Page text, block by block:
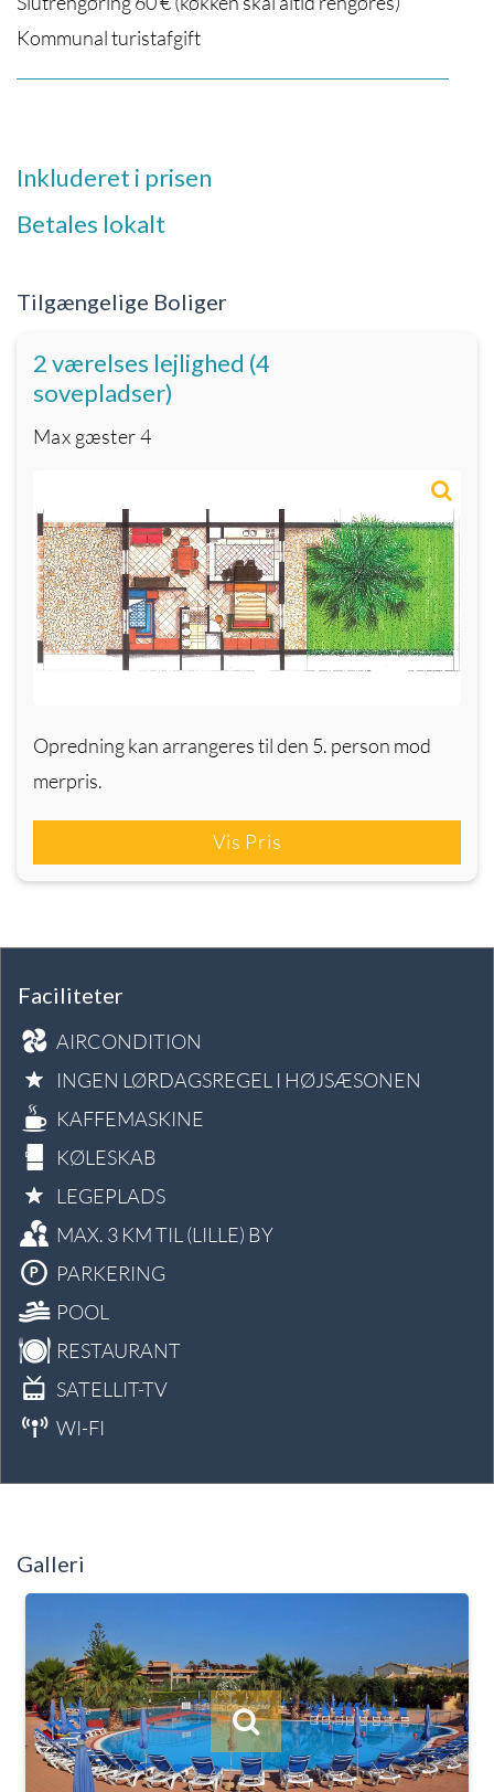
Kommunal turistafgift
Inkluderet i prisen
Betales lokalt
Tilgængelige Boliger
2 værelses lejlighed (4
sovepladser)
Max gæster4
Opredning kan arrangeres til den 5. person mod
merpris.
Vis Pris
Faciliteter
AIRCONDITION
INGEN LØRDAGSREGEL I HØJSÆSONEN
KAFFEMASKINE
KØLESKAB
LEGEPLADS
MAX. 3 KM TIL (LILLE) BY
PARKERING
POOL
RESTAURANT
SATELLIT-TV
WI-FI
Galleri